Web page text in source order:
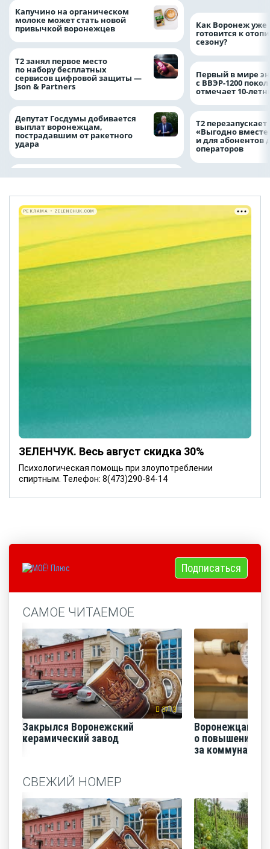
Капучино на органическом
молоке может стать новой
привычкой воронежцев
Т2 занял первое место
по набору бесплатных
сервисов цифровой защиты —
Json & Partners
Депутат Госдумы добивается
выплат воронежцам,
пострадавшим от ракетного
удара
Как Воронеж уже
готовится к
сезону?
Первый в мире
с ВВЭР-1200
отмечает 10-
Т2
«Выгодно
и для абонентов
операторов
ЗЕЛЕНЧУК. Весь август скидка 30%
Психологическая помощь при злоупотреблении
спиртным. Телефон: 8(473)290-84-14
РЕКЛАМА • ZELENCHUK.COM
Подписаться
САМОЕ ЧИТАЕМОЕ
3713
Закрылся Воронежский
керамический завод
Воронежцам
о повышении
за
СВЕЖИЙ НОМЕР